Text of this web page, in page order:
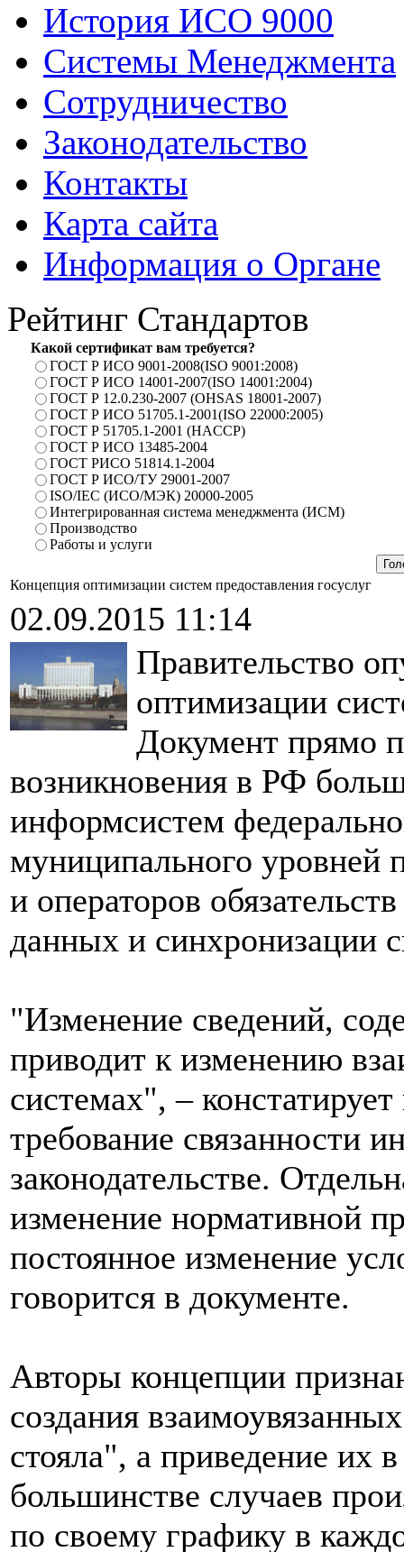
История ИСО 9000
Системы Менеджмента
Сотрудничество
Законодательство
Контакты
Карта сайта
Информация о Органе
Рейтинг Стандартов
Какой сертификат вам требуется?
ГОСТ Р ИСО 9001-2008(ISO 9001:2008)
ГОСТ Р ИСО 14001-2007(ISO 14001:2004)
ГОСТ Р 12.0.230-2007 (OHSAS 18001-2007)
ГОСТ Р ИСО 51705.1-2001(ISO 22000:2005)
ГОСТ Р 51705.1-2001 (HACCP)
ГОСТ Р ИСО 13485-2004
ГОСТ РИСО 51814.1-2004
ГОСТ Р ИСО/ТУ 29001-2007
ISO/IEC (ИСО/МЭК) 20000-2005
Интегрированная система менеджмента (ИСМ)
Производство
Работы и услуги
Концепция оптимизации систем предоставления госуслуг
02.09.2015 11:14
Правительство
оптимизации
Документ прямо
возникновения в РФ
информсистем
муниципального уровней
и операторов
данных и синхронизации
"Изменение сведений,
приводит к изменению
системах", –
требование связанности
законодательстве.
изменение нормативной
постоянное изменение
говорится в документе.
Авторы концепции
создания
стояла", а приведение их
большинстве случаев
по своему графику в